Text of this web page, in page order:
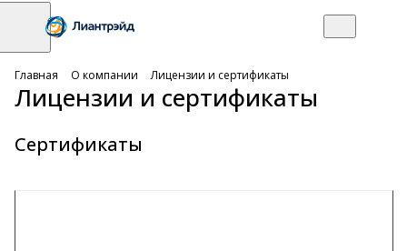
Главная О компании Лицензии и сертификаты
Лицензии и сертификаты
Сертификаты